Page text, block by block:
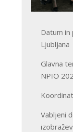
Datum in
Ljubljana
Glavna
NPIO
Vabljeni